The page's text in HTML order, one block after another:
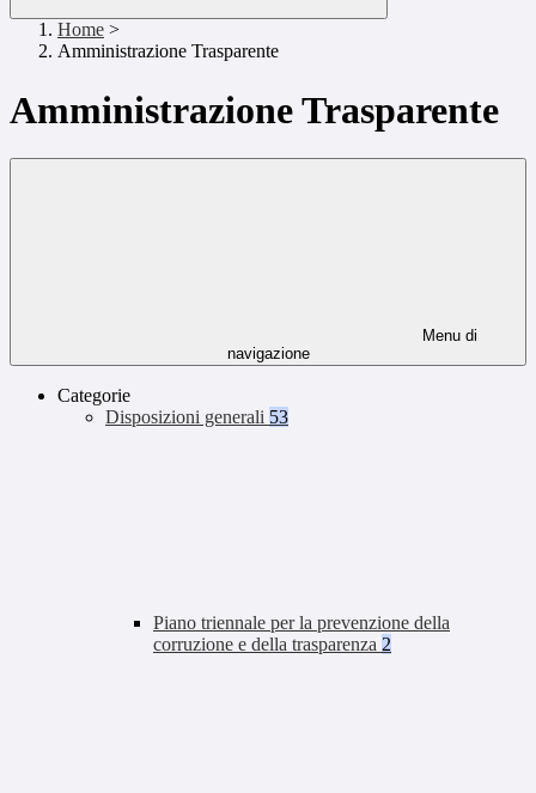
Home >
Amministrazione Trasparente
Amministrazione Trasparente
Menu di
navigazione
Categorie
Disposizioni generali 53
Piano triennale per la prevenzione della
corruzione e della trasparenza 2